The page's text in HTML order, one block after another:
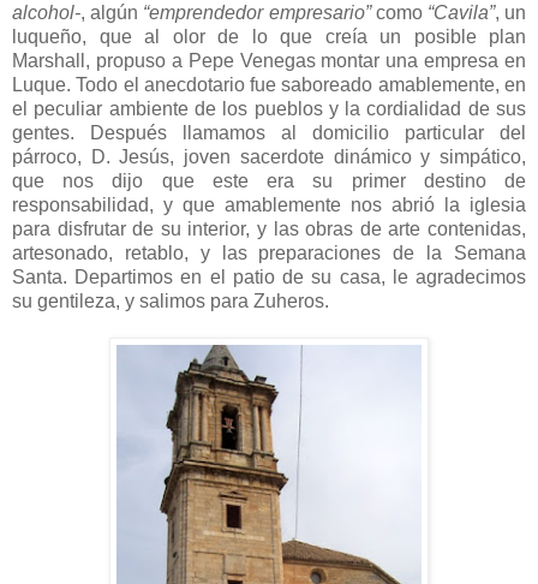
alcohol-, algún “emprendedor empresario”como “Cavila”, un
luqueño, que al olor de lo que creía un posible plan
Marshall, propuso a Pepe Venegas montar una empresa en
Luque. Todo el anecdotario fue saboreado amablemente, en
el peculiar ambiente de los pueblos y la cordialidad de sus
gentes. Después llamamos al domicilio particular del
párroco, D. Jesús, joven sacerdote dinámico y simpático,
que nos dijo que este era su primer destino de
responsabilidad, y que amablemente nos abrió la iglesia
para disfrutar de su interior, y las obras de arte contenidas,
artesonado, retablo, y las preparaciones de la Semana
Santa. Departimos en el patio de su casa, le agradecimos
su gentileza, y salimos para Zuheros.